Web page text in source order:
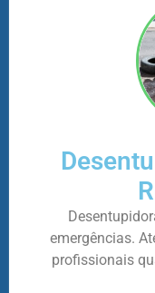
emergências.
profissionais